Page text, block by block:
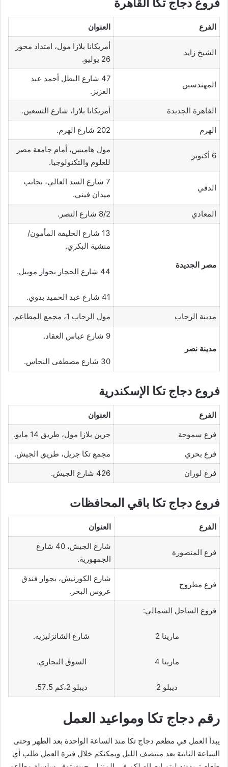
الفرع العنوان
الشيخ زايد
أمريكانا بلازا مول، امتداد محور
26 يوليو.
المهندسين
47 شارع البطل أحمد عبد
العزيز.
القاهرة الجديدة
أمريكانا بلازا، شارع التسعين.
الهرم
202 شارع الهرم.
6 أكتوبر
مول هاميس، أمام جامعة مصر
للعلوم والتكنولوجيا.
الدقي
7 شارع السد العالي، بجانب
ميدان فيني.
المعادي
8/2 شارع النصر.
مصر الجديدة
13 شارع الخليفة المأمون/
منشية البكري.
44 شارع الحجاز بجوار موبيل.
41 شارع عبد الحميد بدوي.
مدينة الرحاب
مول الرحاب 1، مجمع المطاعم.
مدينة نصر
9 شارع عباس العقاد.
30 شارع مصطفى النحاس.
فروع دجاج تكا الإسكندرية
الفرع
العنوان
فرع سموحة
جرين بلازا مول، طريق 14 مايو.
فرع بحري
مجمع تكا جريل، طريق الجيش.
فرع لوران
426 شارع الجيش.
فروع دجاج تكا باقي المحافظات
الفرع العنوان
فرع المنصورة
شارع الجيش، 40 شارع
الجمهورية.
فرع مطروح
شارع الكورنيش، بجوار فندق
عروس البحر.
فروع الساحل الشمالي:
مارينا 2
مارينا 4
ديبلو 2
شارع الشانزليزيه.
السوق التجاري.
ديبلو 2،كم 57.5.
رقم دجاج تكا ومواعيد العمل
يبدأ العمل في مطعم دجاج تكا منذ الساعة الواحدة بعد الظهر وحتى
الساعة الثانية بعد منتصف الليل ويمكنكم خلال فترة العمل طلب أي